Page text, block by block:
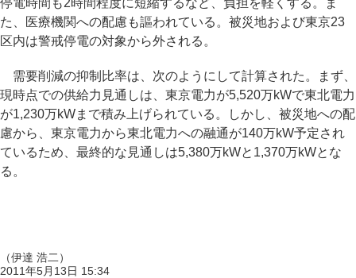
停電時間も2時間程度に短縮するなど、負担を軽くする。ま
た、医療機関への配慮も謳われている。被災地および東京23
区内は警戒停電の対象から外される。
需要削減の抑制比率は、次のようにして計算された。まず、
現時点での供給力見通しは、東京電力が5,520万kWで東北電力
が1,230万kWまで積み上げられている。しかし、被災地への配
慮から、東京電力から東北電力への融通が140万kW予定され
ているため、最終的な見通しは5,380万kWと1,370万kWとな
る。
（伊達 浩二）
2011年5月13日 15:34